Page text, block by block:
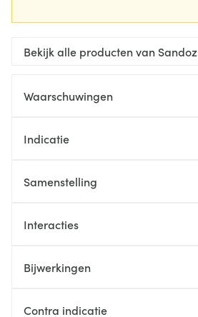
Bekijk alle producten van Sandoz
Waarschuwingen
Indicatie
Samenstelling
Interacties
Bijwerkingen
Contra indicatie